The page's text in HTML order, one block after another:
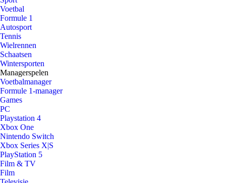
Voetbal
Formule 1
Autosport
Tennis
Wielrennen
Schaatsen
Wintersporten
Managerspelen
Voetbalmanager
Formule 1-manager
Games
PC
Playstation 4
Xbox One
Nintendo Switch
Xbox Series X|S
PlayStation 5
Film & TV
Film